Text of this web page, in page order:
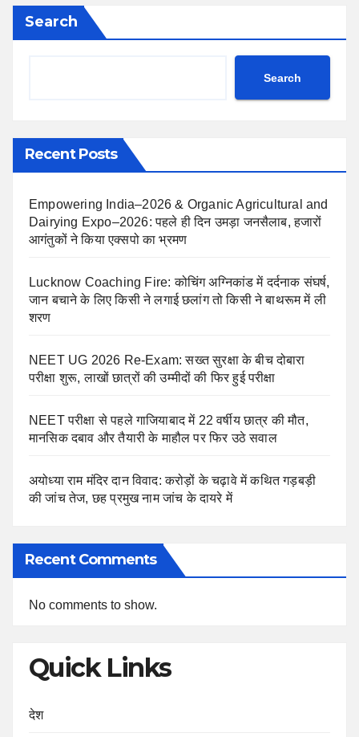
Search
Search
Recent Posts
Empowering India–2026 & Organic Agricultural and
Dairying Expo–2026: पहले ही दिन उमड़ा जनसैलाब, हजारों
आगंतुकों ने किया एक्सपो का भ्रमण
Lucknow Coaching Fire: कोचिंग अग्निकांड में दर्दनाक संघर्ष,
जान बचाने के लिए किसी ने लगाई छलांग तो किसी ने बाथरूम में ली
शरण
NEET UG 2026 Re-Exam: सख्त सुरक्षा के बीच दोबारा
परीक्षा शुरू, लाखों छात्रों की उम्मीदों की फिर हुई परीक्षा
NEET परीक्षा से पहले गाजियाबाद में 22 वर्षीय छात्र की मौत,
मानसिक दबाव और तैयारी के माहौल पर फिर उठे सवाल
अयोध्या राम मंदिर दान विवाद: करोड़ों के चढ़ावे में कथित गड़बड़ी
की जांच तेज, छह प्रमुख नाम जांच के दायरे में
Recent Comments
No comments to show.
Quick Links
देश